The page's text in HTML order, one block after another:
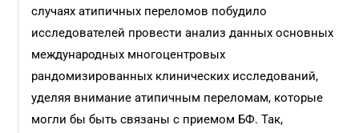
случаях атипичных переломов побудило
исследователей провести анализ данных основных
международных многоцентровых
рандомизированных клинических исследований,
уделяя внимание атипичным переломам, которые
могли бы быть связаны с приемом БФ. Так,